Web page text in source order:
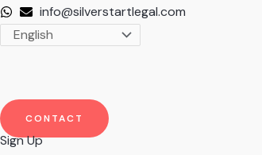
Skip
info@silverstartlegal.com
CONTACT
Sign Up